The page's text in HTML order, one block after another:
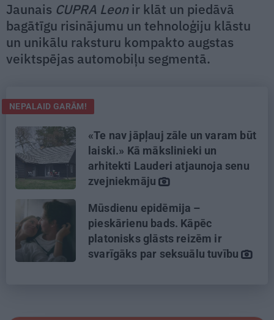
Jaunais CUPRA Leonir klāt un piedāvā
bagātīgu risinājumu un tehnoloģiju klāstu
un unikālu raksturu kompakto augstas
veiktspējas automobiļu segmentā.
NEPALAID GARĀM!
«Te nav jāpļauj zāle un varam būt
laiski.» Kā mākslinieki un
arhitekti Lauderi atjaunoja senu
zvejniekmāju
Mūsdienu epidēmija –
pieskārienu bads. Kāpēc
platonisks glāsts reizēm ir
svarīgāks par seksuālu tuvību